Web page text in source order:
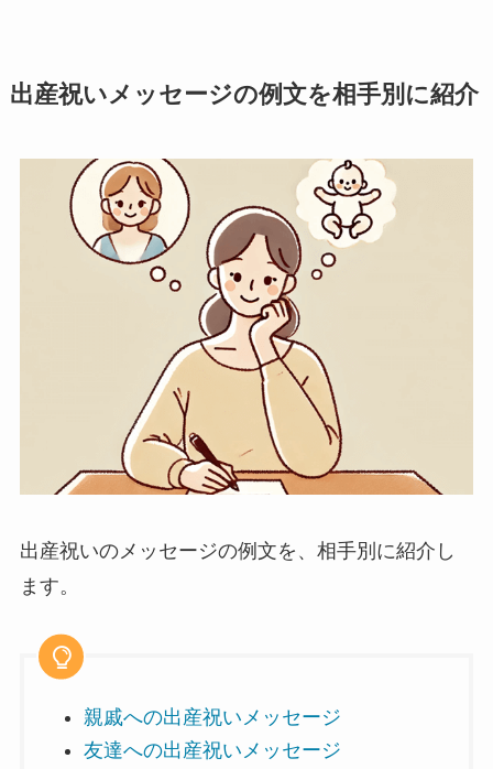
出産祝いメッセージの例文を相手別に紹介
出産祝いのメッセージの例文を、相手別に紹介し
ます。
親戚への出産祝いメッセージ
友達への出産祝いメッセージ